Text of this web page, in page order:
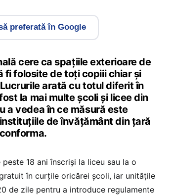
preferată în Google
cere ca spațiile exterioare de
fi folosite de toți copiii chiar și
arată cu totul diferit în
la mai multe școli și licee din
a vedea în ce măsură este
de învățământ din țară
18 ani înscriși la liceu sau la o
în curțile oricărei școli, iar unitățile
de zile pentru a introduce regulamente